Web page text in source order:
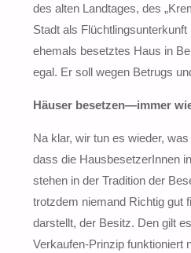
des alten Landtages, des
Stadt als
ehemals besetztes Haus in
egal. Er soll wegen Betrugs
Häuser besetzen—immer
Na klar, wir tun es wieder,
dass die HausbesetzerInnen
stehen in der Tradition der
trotzdem niemand Richtig gut
darstellt, der Besitz. Den gilt
Verkaufen-Prinzip funktioniert